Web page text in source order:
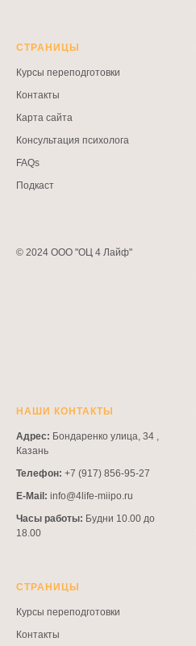
СТРАНИЦЫ
Курсы переподготовки
Контакты
Карта сайта
Консультация психолога
FAQs
Подкаст
© 2024 ООО "ОЦ 4 Лайф"
НАШИ КОНТАКТЫ
Адрес: Бондаренко улица, 34 ,
Казань
Телефон: +7 (917) 856-95-27
E-Mail: info@4life-miipo.ru
Часы работы: Будни 10.00 до
18.00
СТРАНИЦЫ
Курсы переподготовки
Контакты